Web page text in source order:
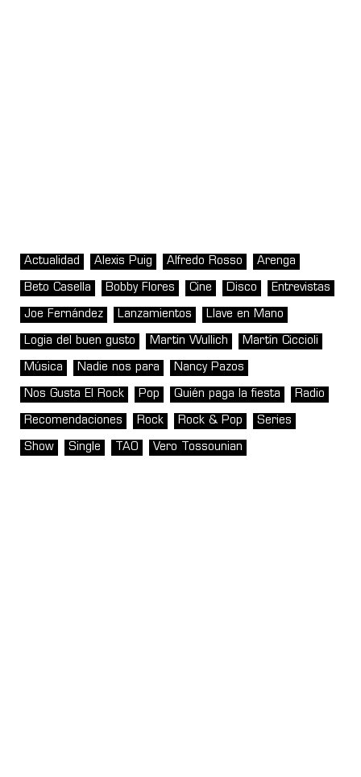
Actualidad Alexis Puig Alfredo Rosso Arenga
Beto Casella Bobby Flores Cine Disco Entrevistas
Joe Fernández Lanzamientos Llave en Mano
Logia del buen gusto Martin Wullich Martín Ciccioli
Música Nadie nos para Nancy Pazos
Nos Gusta El Rock Pop Quién paga la fiesta Radio
Recomendaciones Rock Rock & Pop Series
Show Single TAO Vero Tossounian